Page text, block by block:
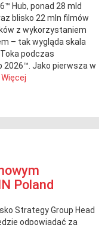
Hub, ponad 28 mld
blisko 22 mln filmów
z wykorzystaniem
– tak wygląda skala
podczas
2026™. Jako pierwsza w
Więcej
Poland
Strategy Group Head
odpowiadać za